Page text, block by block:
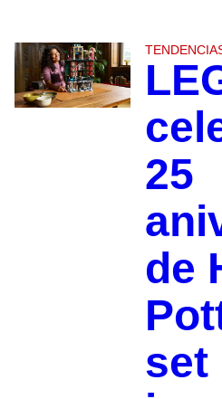
25
de
set